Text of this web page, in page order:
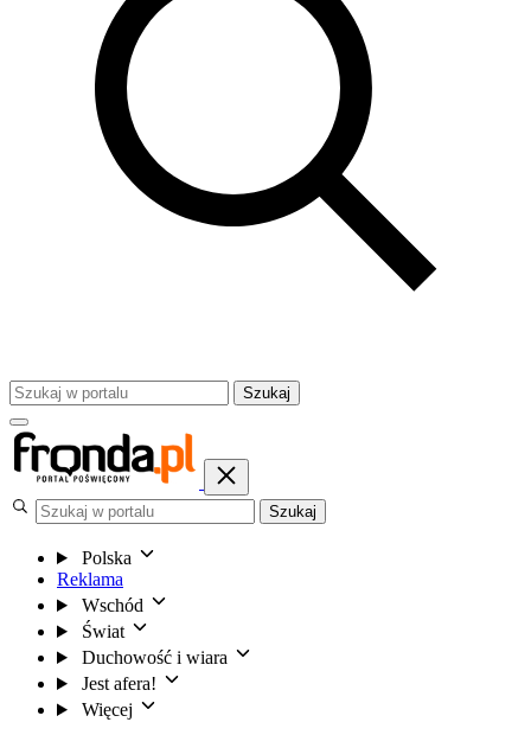
Szukaj
Szukaj
Polska
Reklama
Wschód
Świat
Duchowość i wiara
Jest afera!
Więcej